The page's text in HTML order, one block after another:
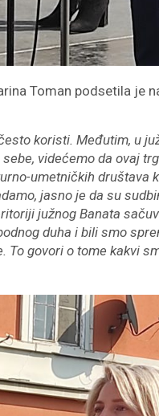
Toman podsetila je
koristi. Međutim, u
videćemo da ovaj
umetničkih društava
jasno je da su
južnog Banata
duha i bili smo
To govori o tome kakvi